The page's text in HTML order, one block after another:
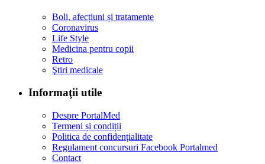
Boli, afecțiuni și tratamente
Coronavirus
Life Style
Medicina pentru copii
Retro
Ştiri medicale
Informaţii utile
Despre PortalMed
Termeni și condiții
Politica de confidențialitate
Regulament concursuri Facebook Portalmed
Contact